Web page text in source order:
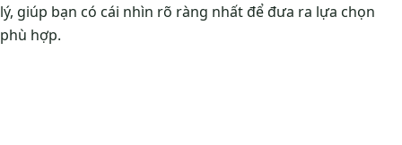
lý, giúp bạn có cái nhìn rõ ràng nhất để đưa ra lựa chọn
phù hợp.